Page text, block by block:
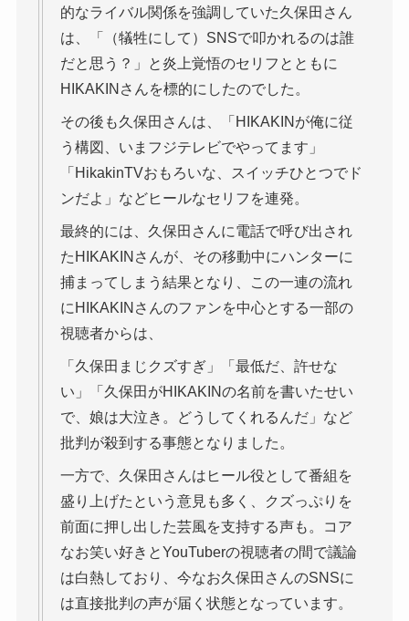
的なライバル関係を強調していた久保田さん
は、「（犠牲にして）SNSで叩かれるのは誰
だと思う？」と炎上覚悟のセリフとともに
HIKAKINさんを標的にしたのでした。
その後も久保田さんは、「HIKAKINが俺に従
う構図、いまフジテレビでやってます」
「HikakinTVおもろいな、スイッチひとつでド
ンだよ」などヒールなセリフを連発。
最終的には、久保田さんに電話で呼び出され
たHIKAKINさんが、その移動中にハンターに
捕まってしまう結果となり、この一連の流れ
にHIKAKINさんのファンを中心とする一部の
視聴者からは、
「久保田まじクズすぎ」「最低だ、許せな
い」「久保田がHIKAKINの名前を書いたせい
で、娘は大泣き。どうしてくれるんだ」など
批判が殺到する事態となりました。
一方で、久保田さんはヒール役として番組を
盛り上げたという意見も多く、クズっぷりを
前面に押し出した芸風を支持する声も。コア
なお笑い好きとYouTuberの視聴者の間で議論
は白熱しており、今なお久保田さんのSNSに
は直接批判の声が届く状態となっています。